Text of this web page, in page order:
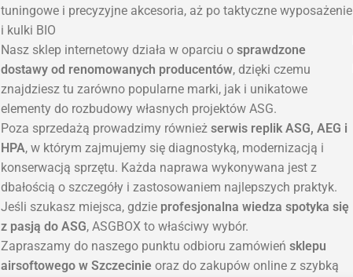
tuningowe i precyzyjne akcesoria, aż po taktyczne wyposażenie
i kulki BIO
Nasz sklep internetowy działa w oparciu o sprawdzone
dostawy od renomowanych producentów, dzięki czemu
znajdziesz tu zarówno popularne marki, jak i unikatowe
elementy do rozbudowy własnych projektów ASG.
Poza sprzedażą prowadzimy również serwis replik ASG, AEG i
HPA, w którym zajmujemy się diagnostyką, modernizacją i
konserwacją sprzętu. Każda naprawa wykonywana jest z
dbałością o szczegóły i zastosowaniem najlepszych praktyk.
Jeśli szukasz miejsca, gdzie profesjonalna wiedza spotyka się
z pasją do ASG, ASGBOX to właściwy wybór.
Zapraszamy do naszego punktu odbioru zamówień sklepu
airsoftowego w Szczecinie oraz do zakupów online z szybką